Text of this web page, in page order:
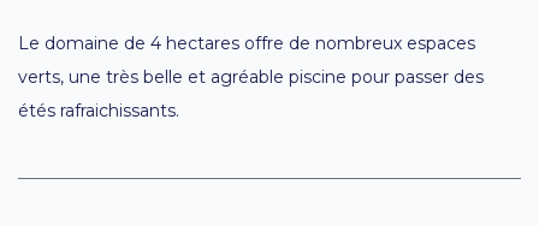
Le domaine de 4 hectares offre de nombreux espaces
verts, une très belle et agréable piscine pour passer des
étés rafraichissants.